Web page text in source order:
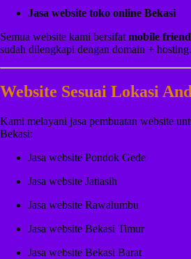
Jasa website toko online Bekasi
Semua website kami bersifat mobile
sudah dilengkapi dengan domain + hosting.
Website Sesuai Lokasi
Kami melayani jasa pembuatan website
Bekasi:
Jasa website Pondok Gede
Jasa website Jatiasih
Jasa website Rawalumbu
Jasa website Bekasi Timur
Jasa website Bekasi Barat